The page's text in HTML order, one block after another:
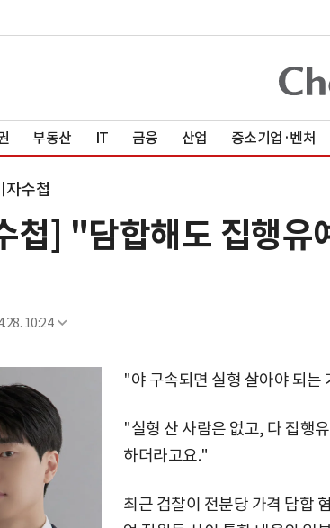
부동산 IT 금융 산업 중소기업·벤처
자수첩
첩] "담합해도 집행
10:24
"야 구속되면 실형 살아야 되는
"실형 산 사람은 없고, 다 집행
하더라고요."
최근 검찰이 전분당 가격 담합